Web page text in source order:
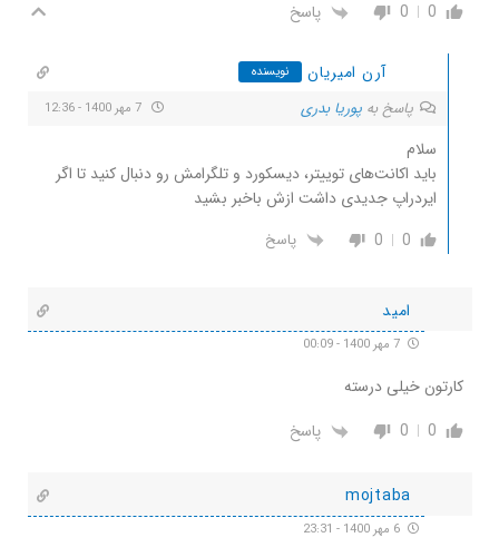
0
0 پاسخ
آرن امیریان نویسنده
پاسخ به پوریا بدری
سلام
باید اکانت‌های توییتر، دیسکورد و تلگرامش رو دنبال کنید تا اگر
ایردراپ جدیدی داشت ازش باخبر بشید
0
0 پاسخ
امید
کارتون خیلی درسته
0
0 پاسخ
mojtaba